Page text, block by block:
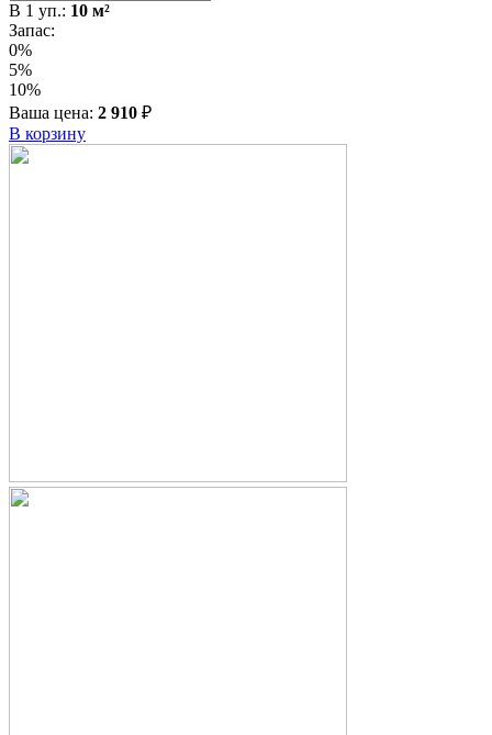
В 1 уп.: 10 м²
Запас:
0%
5%
10%
Ваша цена: 2 910 ₽
В корзину